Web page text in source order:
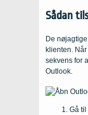
Sådan
De
klienten.
sekvens for
Outlook.
Gå til